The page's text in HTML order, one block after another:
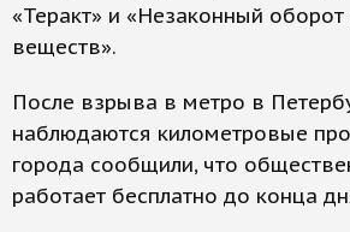
«Теракт» и «Незаконный
веществ».
После взрыва в метро в
наблюдаются километровые
города сообщили, что
работает бесплатно до конца